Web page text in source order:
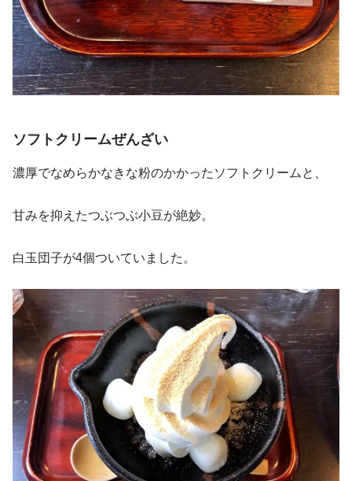
ソフトクリームぜんざい
濃厚でなめらかなきな粉のかかったソフトクリームと、
甘みを抑えたつぶつぶ小豆が絶妙。
白玉団子が4個ついていました。